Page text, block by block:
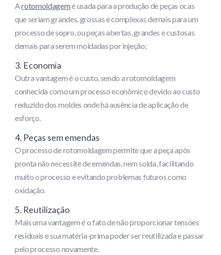
Arotomoldagemé usada para a produção de peças ocas
que seriam grandes, grossas e complexas demais para um
processo de sopro, ou peças abertas, grandes e custosas
demais para serem moldadas por injeção;
3. Economia
Outra vantagem é o custo, sendo a rotomoldagem
conhecida como um processo econômico devido ao custo
reduzido dos moldes onde há ausência de aplicação de
esforço.
4. Peças sem emendas
O processo de rotomoldagem permite que a peça após
pronta não necessite de emendas, nem solda, facilitando
muito o processo e evitando problemas futuros como
oxidação.
5. Reutilização
Mais uma vantagem é o fato de não proporcionar tensões
residuais e sua matéria-prima poder ser reutilizada e passar
pelo processo novamente.